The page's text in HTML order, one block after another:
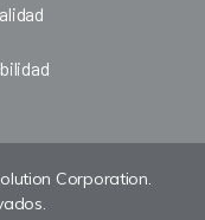
Corporation.